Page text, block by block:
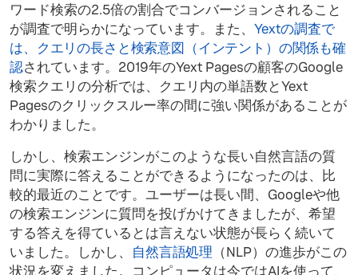
ワード検索の2.5倍の割合でコンバージョンされること
が調査で明らかになっています。また、 Yextの調査で
は、クエリの長さと検索意図（インテント）の関係も確
認されています。2019年のYext Pagesの顧客のGoogle
検索クエリの分析では、クエリ内の単語数とYext
Pagesのクリックスルー率の間に強い関係があることが
わかりました。
しかし、検索エンジンがこのような長い自然言語の質
問に実際に答えることができるようになったのは、比
較的最近のことです。ユーザーは長い間、Googleや他
の検索エンジンに質問を投げかけてきましたが、希望
する答えを得ているとは言えない状態が長らく続いて
いました。しかし、 自然言語処理 （NLP）の進歩がこの
状況を変えました。コンピュータは今ではAIを使って、